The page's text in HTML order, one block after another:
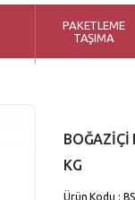
PAKETLEME
TAŞIMA
BOĞAZİÇİ
KG
Ürün Kodu :